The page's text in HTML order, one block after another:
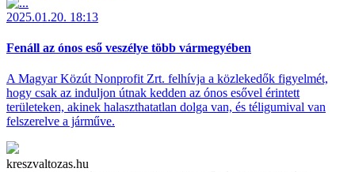
2025.01.20. 18:13
Fenáll az ónos eső veszélye több vármegyében
A Magyar Közút Nonprofit Zrt. felhívja a közlekedők figyelmét,
hogy csak az induljon útnak kedden az ónos esővel érintett
területeken, akinek halaszthatatlan dolga van, és téligumival van
felszerelve a járműve.
kreszvaltozas.hu